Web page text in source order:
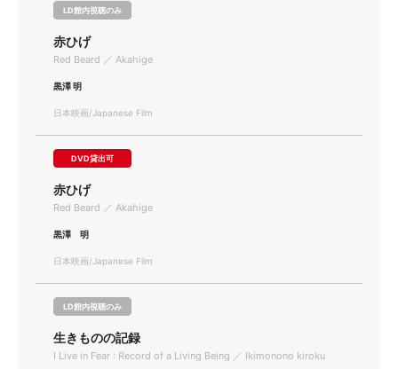
LD館内視聴のみ
赤ひげ
Red Beard ／ Akahige
黒澤 明
日本映画/Japanese Film
DVD貸出可
赤ひげ
Red Beard ／ Akahige
黒澤 明
日本映画/Japanese Film
LD館内視聴のみ
生きものの記録
I Live in Fear : Record of a Living Being ／ Ikimonono kiroku